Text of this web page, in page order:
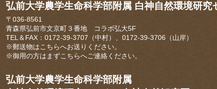
弘前大学農学生命科学部附属 白神自然環境研究
〒036-8561
青森県弘前市文京町３番地 コラボ弘大5F
TEL＆FAX：0172-39-3707（中村）、0172-39-3706（山岸）
※郵送物はこちらへお送りください。
※御用の方はまずこちらへご連絡ください。
弘前大学農学生命科学部附属